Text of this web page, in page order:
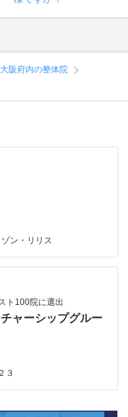
大阪府内の整体院
ン・リリス
ト100院に選出
ャーシップグルー
３